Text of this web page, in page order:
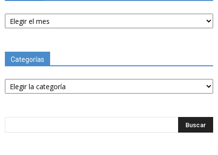
Archivos
Categorías
Categorías